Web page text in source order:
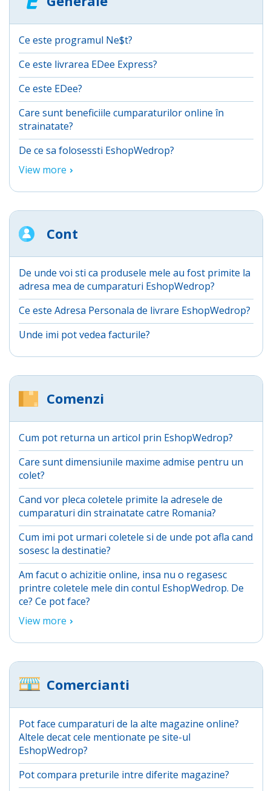
Ce este programul Ne$t?
Ce este livrarea EDee Express?
Ce este EDee?
Care sunt beneficiile cumparaturilor online în
strainatate?
De ce sa folosessti EshopWedrop?
View more
Cont
De unde voi sti ca produsele mele au fost primite la
adresa mea de cumparaturi EshopWedrop?
Ce este Adresa Personala de livrare EshopWedrop?
Unde imi pot vedea facturile?
Comenzi
Cum pot returna un articol prin EshopWedrop?
Care sunt dimensiunile maxime admise pentru un
colet?
Cand vor pleca coletele primite la adresele de
cumparaturi din strainatate catre Romania?
Cum imi pot urmari coletele si de unde pot afla cand
sosesc la destinatie?
Am facut o achizitie online, insa nu o regasesc
printre coletele mele din contul EshopWedrop. De
ce? Ce pot face?
View more
Comercianti
Pot face cumparaturi de la alte magazine online?
Altele decat cele mentionate pe site-ul
EshopWedrop?
Pot compara preturile intre diferite magazine?